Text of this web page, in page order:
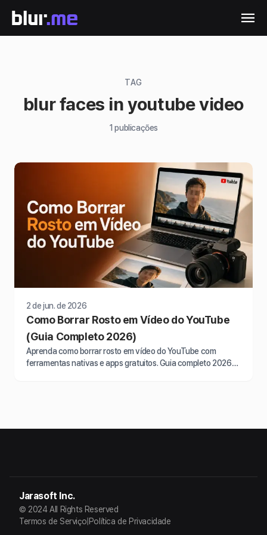
TAG
blur faces in youtube video
1 publicações
2 de jun. de 2026
Como Borrar Rosto em Vídeo do YouTube
(Guia Completo 2026)
Aprenda como borrar rosto em vídeo do YouTube com
ferramentas nativas e apps gratuitos. Guia completo 2026
Jarasoft Inc.
© 2024 All Rights Reserved
Termos de Serviço Política de Privacidade